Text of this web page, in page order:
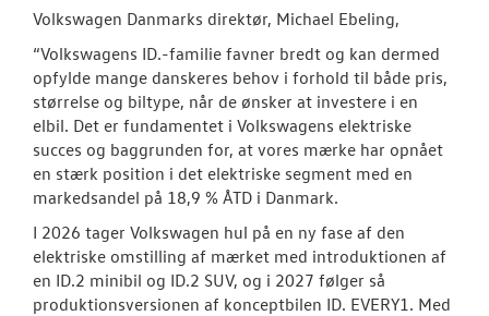
Volkswagen Danmarks direktør, Michael Ebeling,
“Volkswagens ID.-familie favner bredt og kan dermed
opfylde mange danskeres behov i forhold til både pris,
størrelse og biltype, når de ønsker at investere i en
elbil. Det er fundamentet i Volkswagens elektriske
succes og baggrunden for, at vores mærke har opnået
en stærk position i det elektriske segment med en
markedsandel på 18,9 % ÅTD i Danmark.
I 2026 tager Volkswagen hul på en ny fase af den
elektriske omstilling af mærket med introduktionen af
en ID.2 minibil og ID.2 SUV, og i 2027 følger så
produktionsversionen af konceptbilen ID. EVERY1. Med